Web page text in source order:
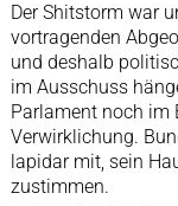
Der Shitstorm war
vortragenden
und deshalb
im Ausschuss
Parlament noch im
Verwirklichung.
lapidar mit, sein
zustimmen.